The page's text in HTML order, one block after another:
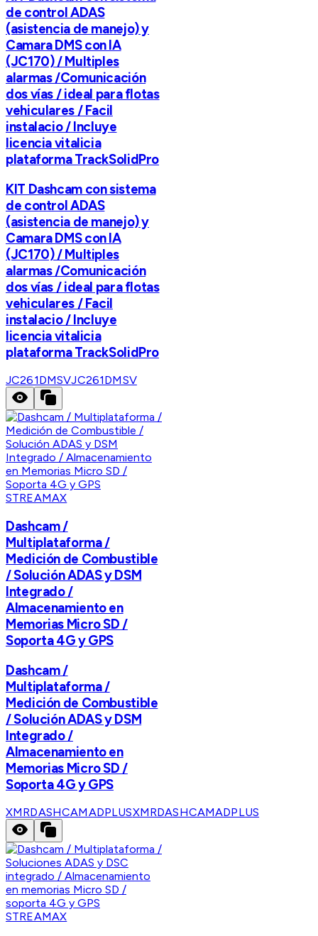
de control ADAS
(asistencia de manejo) y
Camara DMS con IA
(JC170) / Multiples
alarmas /Comunicación
dos vías / ideal para flotas
vehiculares / Facil
instalacio / Incluye
licencia vitalicia
plataforma TrackSolidPro
KIT Dashcam con sistema
de control ADAS
(asistencia de manejo) y
Camara DMS con IA
(JC170) / Multiples
alarmas /Comunicación
dos vías / ideal para flotas
vehiculares / Facil
instalacio / Incluye
licencia vitalicia
plataforma TrackSolidPro
JC261DMSVJC261DMSV
STREAMAX
Dashcam /
Multiplataforma /
Medición de Combustible
/ Solución ADAS y DSM
Integrado /
Almacenamiento en
Memorias Micro SD /
Soporta 4G y GPS
Dashcam /
Multiplataforma /
Medición de Combustible
/ Solución ADAS y DSM
Integrado /
Almacenamiento en
Memorias Micro SD /
Soporta 4G y GPS
XMRDASHCAMADPLUSXMRDASHCAMADPLUS
STREAMAX